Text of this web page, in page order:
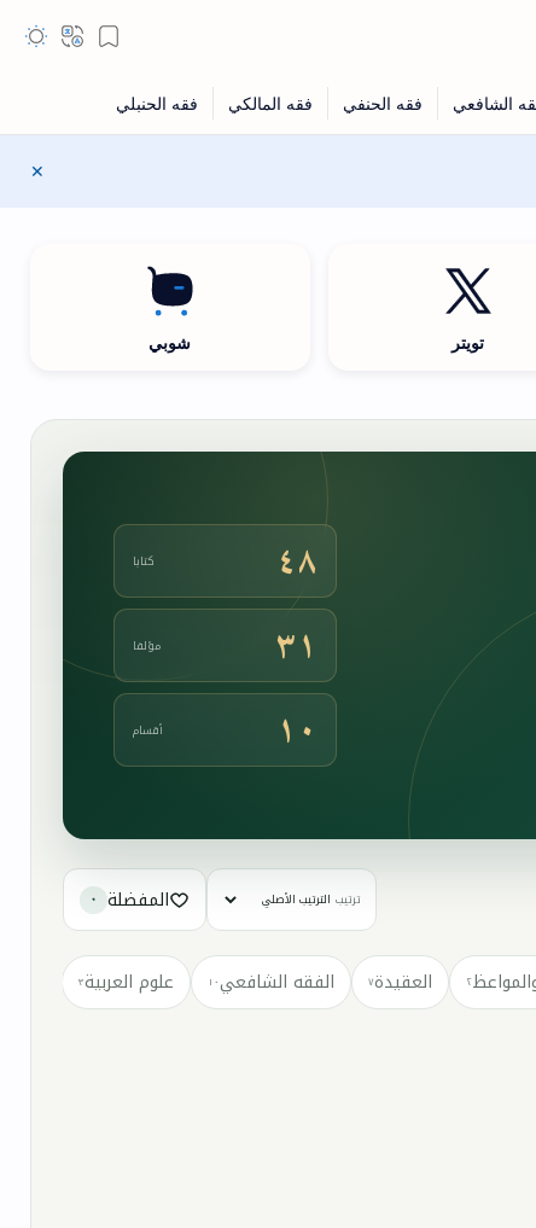
تويتر شوبي
٤٨ كتابا
٣١ مؤلفا
١٠ أقسام
ترتيب المفضلة ٠
٢ العقيدة٧ الفقه الشافعي١٠ علوم العربية٣